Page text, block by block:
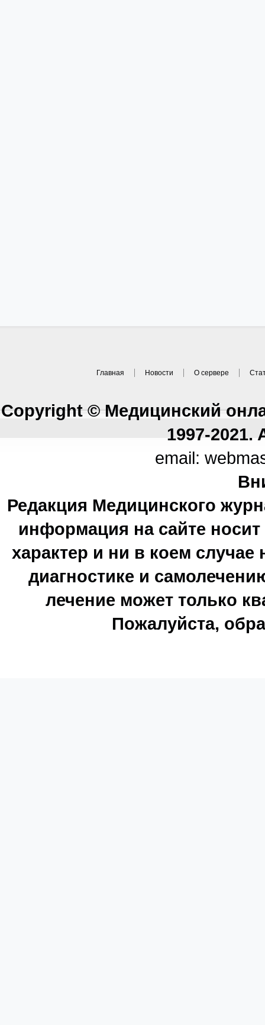
Главная Новости О сервере
Copyright © Медицинский
1997-2021.
email:
Редакция Медицинского
информация на сайте
характер и ни в коем
диагностике и
лечение может только
Пожалуйста,